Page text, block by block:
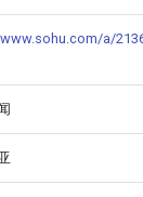
a/